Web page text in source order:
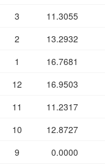
3 11.3055
2 13.2932
1 16.7681
12 16.9503
11 11.2317
10 12.8727
9 0.0000